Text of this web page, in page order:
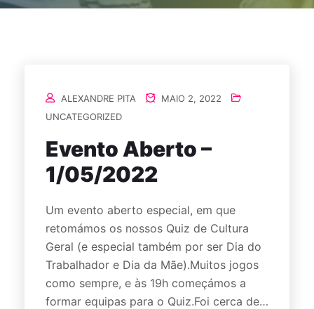
ALEXANDRE PITA
MAIO 2, 2022
UNCATEGORIZED
Evento Aberto –
1/05/2022
Um evento aberto especial, em que
retomámos os nossos Quiz de Cultura
Geral (e especial também por ser Dia do
Trabalhador e Dia da Mãe).Muitos jogos
como sempre, e às 19h começámos a
formar equipas para o Quiz.Foi cerca de…